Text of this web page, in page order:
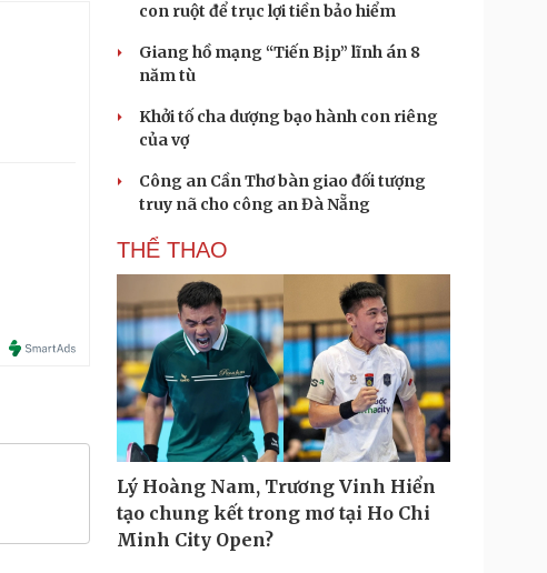
con ruột để trục lợi tiền bảo hiểm
Giang hồ mạng “Tiến Bịp” lĩnh án 8
năm tù
Khởi tố cha dượng bạo hành con riêng
của vợ
Công an Cần Thơ bàn giao đối tượng
truy nã cho công an Đà Nẵng
THỂ THAO
Lý Hoàng Nam, Trương Vinh Hiển
tạo chung kết trong mơ tại Ho Chi
Minh City Open?